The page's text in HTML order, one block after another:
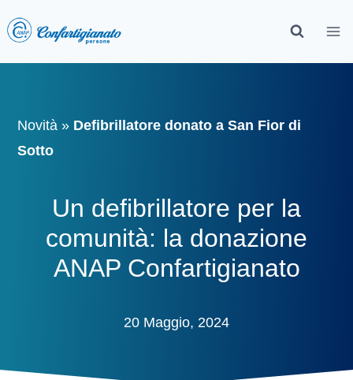
Novità » Defibrillatore donato a San Fior di
Sotto
Un defibrillatore per la
comunità: la donazione
ANAP Confartigianato
20 Maggio, 2024